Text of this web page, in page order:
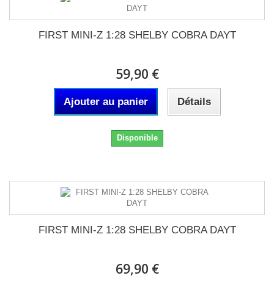
FIRST MINI-Z 1:28 SHELBY COBRA DAYT
59,90 €
Ajouter au panier Détails
Disponible
FIRST MINI-Z 1:28 SHELBY COBRA DAYT
69,90 €